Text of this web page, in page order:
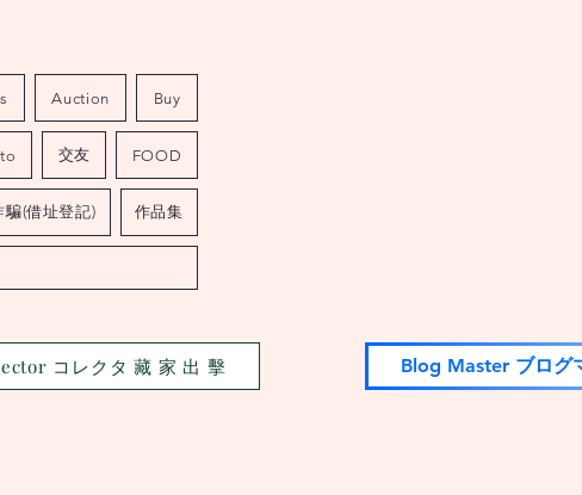
Auction Buy
交友 FOOD
騙(借址登記) 作品集
コレクタ 藏 家 出 擊 Blog Master ブログ